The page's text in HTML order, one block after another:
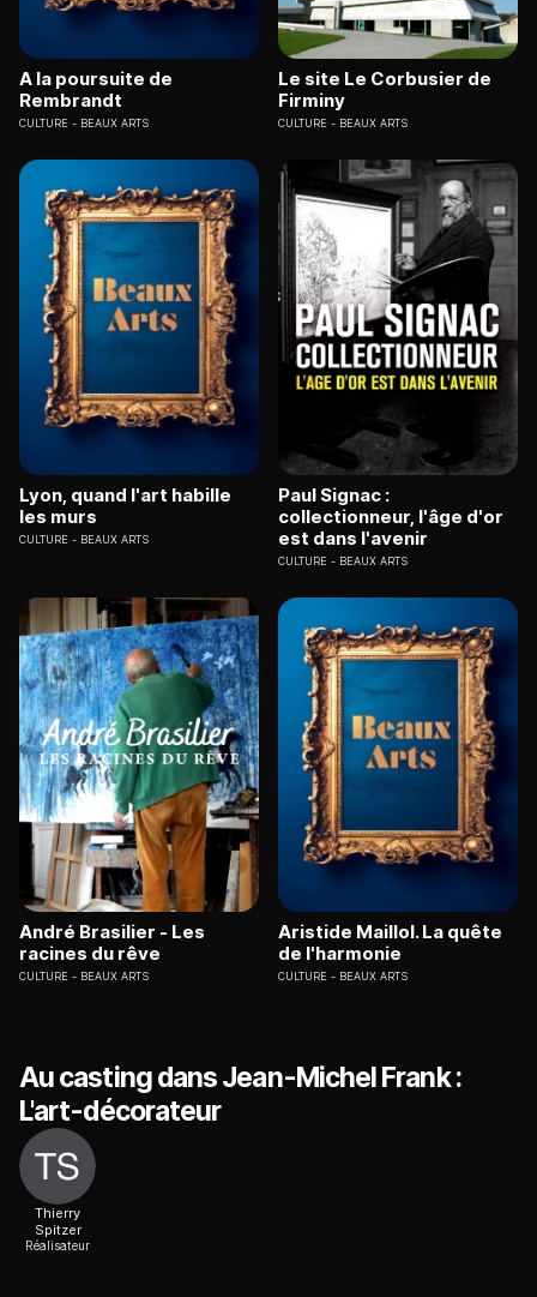
A la poursuite de
Rembrandt
CULTURE BEAUX ARTS
Le site Le Corbusier de
Firminy
CULTURE BEAUX ARTS
Lyon, quand l'art habille
les murs
CULTURE BEAUX ARTS
Paul Signac :
collectionneur, l'âge d'or
est dans l'avenir
CULTURE BEAUX ARTS
André Brasilier - Les
racines du rêve
CULTURE BEAUX ARTS
Aristide Maillol. La quête
de l'harmonie
CULTURE BEAUX ARTS
Au casting dans Jean-Michel Frank :
L'art-décorateur
Thierry
Spitzer
Réalisateur